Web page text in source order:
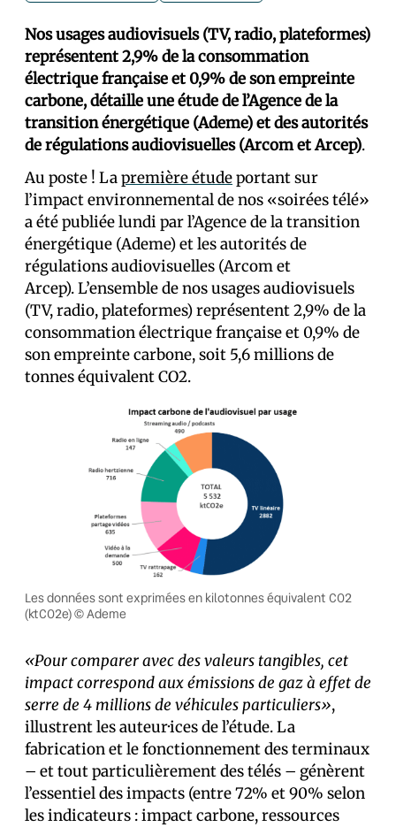
Nos usages audiovisuels (TV, radio, plateformes)
représentent 2,9% de la consommation
électrique française et 0,9% de son empreinte
carbone, détaille une étude de l’Agence de la
transition énergétique (Ademe) et des autorités
de régulations audiovisuelles (Arcom et Arcep).
Au poste ! Lapremière étudeportant sur
l’impact environnemental de nos «soirées télé»
a été publiée lundi par l’Agence de la transition
énergétique (Ademe) et les autorités de
régulations audiovisuelles (Arcom et
Arcep). L’ensemble de nos usages audiovisuels
(TV, radio, plateformes) représentent 2,9% de la
consommation électrique française et 0,9% de
son empreinte carbone, soit 5,6 millions de
tonnes équivalent CO2.
Les données sont exprimées en kilotonnes équivalent CO2
(ktCO2e) © Ademe
«Pour comparer avec des valeurs tangibles, cet
impact correspond aux émissions de gaz à effet de
serre de 4 millions de véhicules particuliers»,
illustrent les auteur·ices de l’étude. La
fabrication et le fonctionnement des terminaux
– et tout particulièrement des télés – génèrent
l’essentiel des impacts (entre 72% et 90% selon
les indicateurs : impact carbone, ressources